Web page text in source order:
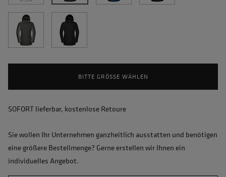
BITTE GRÖSSE WÄHLEN
SOFORT lieferbar, kostenlose Retoure
Sie wollen Ihr Unternehmen ganzheitlich ausstatten und benötigen
eine größere Bestellmenge? Gerne erstellen wir Ihnen ein
individuelles Angebot.